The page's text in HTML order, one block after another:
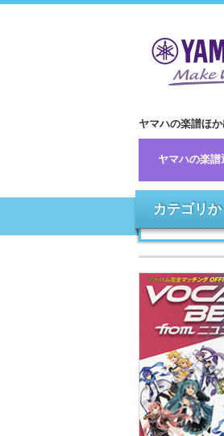
ヤマハの楽譜ほ
ヤマハの楽譜
カテゴリ